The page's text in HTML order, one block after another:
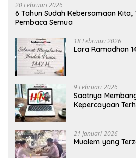
20 Februari 2026
6 Tahun Sudah Kebersamaan Kita;
Pembaca Semua
18 Februari 2026
Lara Ramadhan
9 Februari 2026
Saatnya
Kepercayaan
21 Januari 2026
Mualem yang